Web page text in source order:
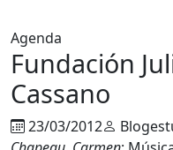
Agenda
Fundación
Cassano
23/03/2012